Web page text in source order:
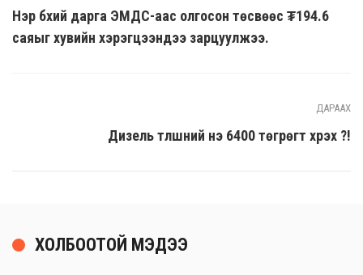
Нэр бүхий дарга ЭМДС-аас олгосон төсвөөс ₮194.6
саяыг хувийн хэрэгцээндээ зарцуулжээ.
ДАРААХ
Дизель түлшний үнэ 6400 төгрөгт хүрэх үү?!
ХОЛБООТОЙ МЭДЭЭ